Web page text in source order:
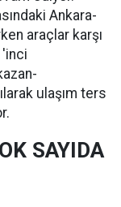
Ankara-
araçlar karşı
ulaşım ters
SAYIDA